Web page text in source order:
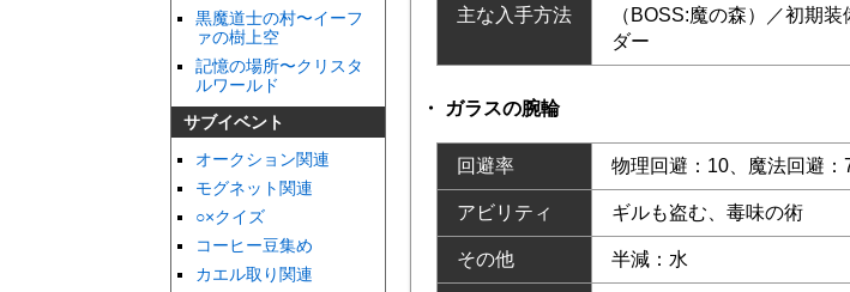
黒魔道士の村〜イーフ
ァの樹上空
記憶の場所〜クリスタ
ルワールド
サブイベント
オークション関連
モグネット関連
○×クイズ
コーヒー豆集め
カエル取り関連
主な入手方法
（BOSS:魔の森）／初期
ダー
ガラスの腕輪
回避率 物理回避：10、魔法回避：
アビリティ ギルも盗む、毒味の術
その他 半減：水